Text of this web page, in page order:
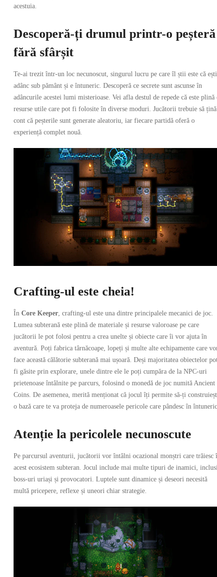
acestuia.
Descoperă-ți drumul printr-o peșteră
fără sfârșit
Te-ai trezit într-un loc necunoscut, singurul lucru pe care îl știi este că ești
adânc sub pământ și e întuneric. Descoperă ce secrete sunt ascunse în
adâncurile acestei lumi misterioase. Vei afla destul de repede că este plină
resurse utile care pot fi folosite în diverse moduri. Jucătorii trebuie să țină
cont că peșterile sunt generate aleatoriu, iar fiecare partidă oferă o
experiență complet nouă.
Crafting-ul este cheia!
În Core Keeper , crafting-ul este una dintre principalele mecanici de joc.
Lumea subterană este plină de materiale și resurse valoroase pe care
jucătorii le pot folosi pentru a crea unelte și obiecte care îi vor ajuta în
aventură. Poți fabrica târnăcoape, lopeți și multe alte echipamente care
face această călătorie subterană mai ușoară. Deși majoritatea obiectelor
fi găsite prin explorare, unele dintre ele le poți cumpăra de la NPC-uri
prietenoase întâlnite pe parcurs, folosind o monedă de joc numită Ancient
Coins. De asemenea, merită menționat că jocul îți permite să-ți
o bază care te va proteja de numeroasele pericole care pândesc în
Atenție la pericolele necunoscute
Pe parcursul aventurii, jucătorii vor întâlni ocazional monștri care trăiesc
acest ecosistem subteran. Jocul include mai multe tipuri de inamici,
boss-uri uriași și provocatori. Luptele sunt dinamice și deseori necesită
multă pricepere, reflexe și uneori chiar strategie.